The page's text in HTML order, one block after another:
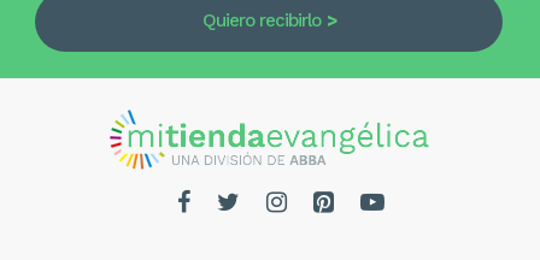
Quiero recibirlo